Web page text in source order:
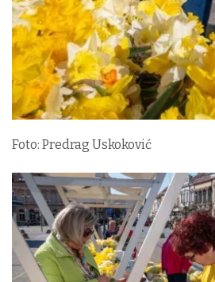
Foto: Predrag Uskoković